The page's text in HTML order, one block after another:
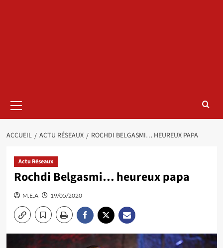
principal
ACCUEIL ACTU RÉSEAUX ROCHDI BELGASMI… HEUREUX PAPA
Actu Réseaux
Rochdi Belgasmi… heureux papa
M.E.A 19/05/2020